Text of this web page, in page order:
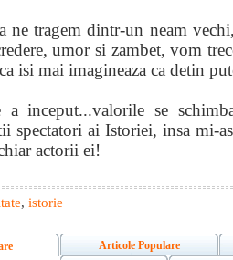
ne tragem dintr-un neam
umor si zambet, vom
isi mai imagineaza ca detin
a inceput...valorile se
spectatori ai Istoriei, insa mi-
actorii ei!
, istorie
Articole Populare